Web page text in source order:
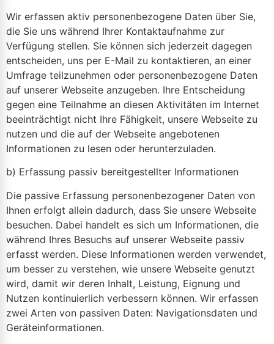
Wir erfassen aktiv personenbezogene Daten über Sie,
die Sie uns während Ihrer Kontaktaufnahme zur
Verfügung stellen. Sie können sich jederzeit dagegen
entscheiden, uns per E-Mail zu kontaktieren, an einer
Umfrage teilzunehmen oder personenbezogene Daten
auf unserer Webseite anzugeben. Ihre Entscheidung
gegen eine Teilnahme an diesen Aktivitäten im Internet
beeinträchtigt nicht Ihre Fähigkeit, unsere Webseite zu
nutzen und die auf der Webseite angebotenen
Informationen zu lesen oder herunterzuladen.
b) Erfassung passiv bereitgestellter Informationen
Die passive Erfassung personenbezogener Daten von
Ihnen erfolgt allein dadurch, dass Sie unsere Webseite
besuchen. Dabei handelt es sich um Informationen, die
während Ihres Besuchs auf unserer Webseite passiv
erfasst werden. Diese Informationen werden verwendet,
um besser zu verstehen, wie unsere Webseite genutzt
wird, damit wir deren Inhalt, Leistung, Eignung und
Nutzen kontinuierlich verbessern können. Wir erfassen
zwei Arten von passiven Daten: Navigationsdaten und
Geräteinformationen.